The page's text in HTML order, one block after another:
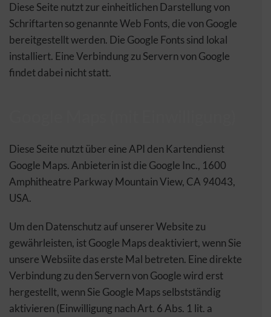
Diese Seite nutzt zur einheitlichen Darstellung von
Schriftarten so genannte Web Fonts, die von Google
bereitgestellt werden. Die Google Fonts sind lokal
installiert. Eine Verbindung zu Servern von Google
findet dabei nicht statt.
Diese Seite nutzt über eine API den Kartendienst
Google Maps. Anbieterin ist die Google Inc., 1600
Amphitheatre Parkway Mountain View, CA 94043,
USA.
Um den Datenschutz auf unserer Website zu
gewährleisten, ist Google Maps deaktiviert, wenn Sie
unsere Websiite das erste Mal betreten. Eine direkte
Verbindung zu den Servern von Google wird erst
hergestellt, wenn Sie Google Maps selbstständig
aktivieren (Einwilligung nach Art. 6 Abs. 1 lit. a